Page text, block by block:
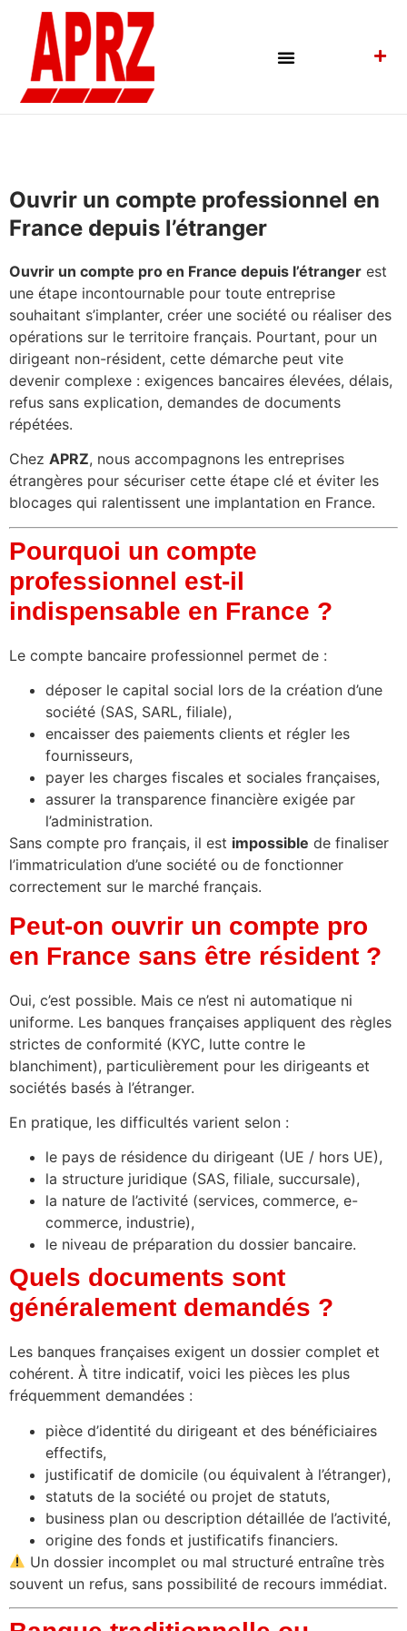
Ouvrir un compte professionnel en
France depuis l’étranger
Ouvrir un compte pro en France depuis l’étranger est
une étape incontournable pour toute entreprise
souhaitant s’implanter, créer une société ou réaliser des
opérations sur le territoire français. Pourtant, pour un
dirigeant non-résident, cette démarche peut vite
devenir complexe : exigences bancaires élevées, délais,
refus sans explication, demandes de documents
répétées.
Chez APRZ, nous accompagnons les entreprises
étrangères pour sécuriser cette étape clé et éviter les
blocages qui ralentissent une implantation en France.
Pourquoi un compte
professionnel est-il
indispensable en France ?
Le compte bancaire professionnel permet de :
déposer le capital social lors de la création d’une
société (SAS, SARL, filiale),
encaisser des paiements clients et régler les
fournisseurs,
payer les charges fiscales et sociales françaises,
assurer la transparence financière exigée par
l’administration.
Sans compte pro français, il est impossible de finaliser
l’immatriculation d’une société ou de fonctionner
correctement sur le marché français.
Peut-on ouvrir un compte pro
en France sans être résident ?
Oui, c’est possible. Mais ce n’est ni automatique ni
uniforme. Les banques françaises appliquent des règles
strictes de conformité (KYC, lutte contre le
blanchiment), particulièrement pour les dirigeants et
sociétés basés à l’étranger.
En pratique, les difficultés varient selon :
le pays de résidence du dirigeant (UE / hors UE),
la structure juridique (SAS, filiale, succursale),
la nature de l’activité (services, commerce, e-
commerce, industrie),
le niveau de préparation du dossier bancaire.
Quels documents sont
généralement demandés ?
Les banques françaises exigent un dossier complet et
cohérent. À titre indicatif, voici les pièces les plus
fréquemment demandées :
pièce d’identité du dirigeant et des bénéficiaires
effectifs,
justificatif de domicile (ou équivalent à l’étranger),
statuts de la société ou projet de statuts,
business plan ou description détaillée de l’activité,
origine des fonds et justificatifs financiers.
Un dossier incomplet ou mal structuré entraîne très
souvent un refus, sans possibilité de recours immédiat.